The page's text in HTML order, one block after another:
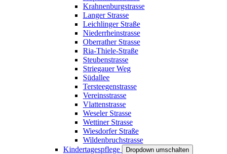
Krahnenburgstrasse
Langer Strasse
Leichlinger Straße
Niederrheinstrasse
Oberrather Strasse
Ria-Thiele-Straße
Steubenstrasse
Striegauer Weg
Südallee
Tersteegenstrasse
Vereinsstrasse
Vlattenstrasse
Weseler Strasse
Wettiner Strasse
Wiesdorfer Straße
Wildenbruchstrasse
Kindertagespflege
Dropdown umschalten